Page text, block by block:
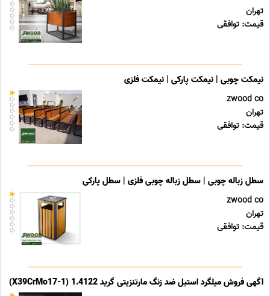
تهران
قیمت: توافقی
نیمکت چوبی | نیمکت پارکی | نیمکت فلزی
zwood co
تهران
قیمت: توافقی
سطل زباله چوبی | سطل زباله چوبی فلزی | سطل پارکی
zwood co
تهران
قیمت: توافقی
آگهی فروش میلگرد استیل ضد زنگ مارتنزیتی گرید 1.4122 (X39CrMo17-1)